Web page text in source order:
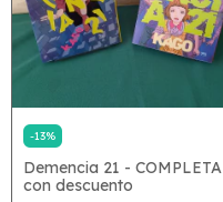
-13%
Demencia 21 - COMPLETA
con descuento